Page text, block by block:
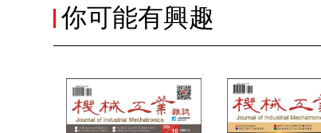
技術專
你可能有興趣